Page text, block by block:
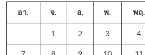
อา. จ. อ. พ. พฤ.
1 2 3 4